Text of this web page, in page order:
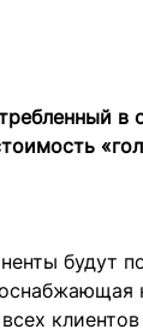
в
будут